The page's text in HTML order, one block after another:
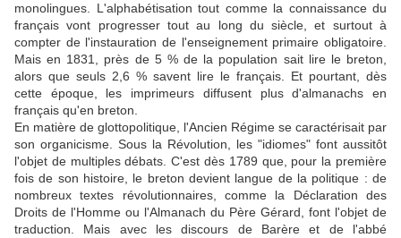
monolingues. L'alphabétisation tout comme la connaissance du
français vont progresser tout au long du siècle, et surtout à
compter de l'instauration de l'enseignement primaire obligatoire.
Mais en 1831, près de 5 % de la population sait lire le breton,
alors que seuls 2,6 % savent lire le français. Et pourtant, dès
cette époque, les imprimeurs diffusent plus d'almanachs en
français qu'en breton.
En matière de glottopolitique, l'Ancien Régime se caractérisait par
son organicisme. Sous la Révolution, les "idiomes" font aussitôt
l'objet de multiples débats. C'est dès 1789 que, pour la première
fois de son histoire, le breton devient langue de la politique : de
nombreux textes révolutionnaires, comme la Déclaration des
Droits de l'Homme ou l'Almanach du Père Gérard, font l'objet de
traduction. Mais avec les discours de Barère et de l'abbé